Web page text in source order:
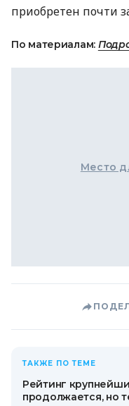
приобретен почти
По материалам:
Место
ТАКЖЕ ПО ТЕМЕ
Рейтинг
продолжается, но